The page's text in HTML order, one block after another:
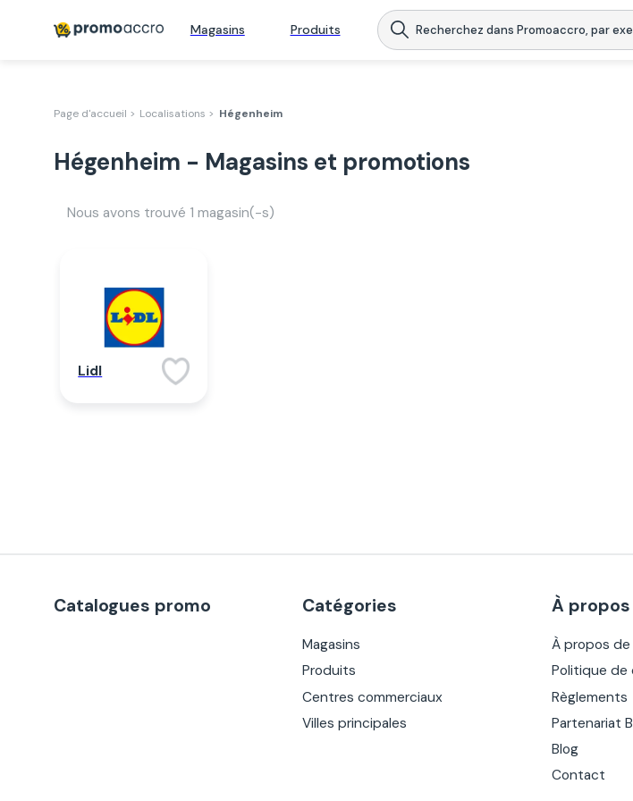
Magasins Produits
Page d'accueil > Localisations > Hégenheim
Hégenheim - Magasins et promotions
Nous avons trouvé 1 magasin(-s)
Lidl
Catalogues promo Catégories
Magasins
Produits
Centres commerciaux
Villes principales
À
À propos de
Politique
Règlements
Partenariat
Blog
Contact